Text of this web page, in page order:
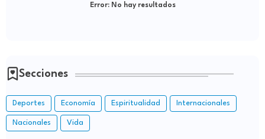
Error:No hay resultados
Secciones
Deportes Economía Espiritualidad Internacionales
Nacionales Vida